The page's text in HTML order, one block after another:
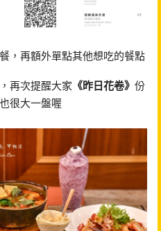
，再額外單點其他想吃的餐點
再次提醒大家 《昨日花卷》 份
很大一盤喔